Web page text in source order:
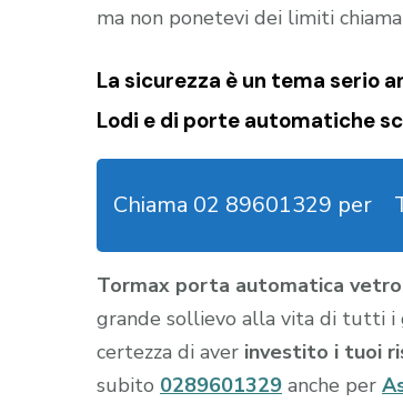
ma non ponetevi dei limiti
La sicurezza è un tema serio
Lodi e di porte automatiche
Chiama 02 89601329 per
Tormax porta automatica
grande sollievo alla vita di tutti i
certezza di aver investito i tuoi
subito 0289601329 anche per